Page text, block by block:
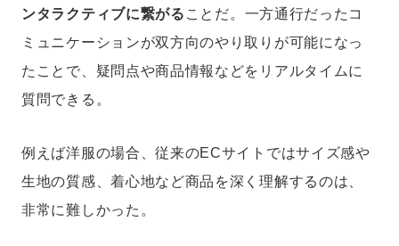
ンタラクティブに繋がる ことだ。一方通行だったコ
ミュニケーションが双方向のやり取りが可能になっ
たことで、疑問点や商品情報などをリアルタイムに
質問できる。
例えば洋服の場合、従来のECサイトではサイズ感や
生地の質感、着心地など商品を深く理解するのは、
非常に難しかった。